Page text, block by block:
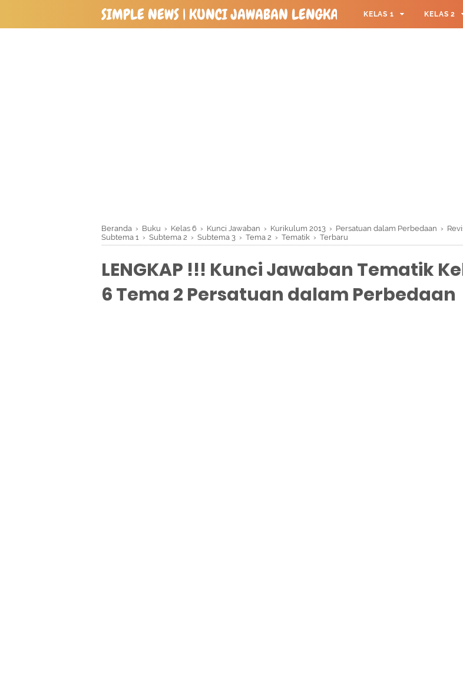
SIMPLE NEWS | KUNCI JAWABAN LENGKAP & TERBARU
KELAS 1 KELAS 2
Beranda › Buku › Kelas 6 › Kunci Jawaban › Kurikulum 2013 › Persatuan dalam Perbedaan ›
Subtema 1 › Subtema 2 › Subtema 3 › Tema 2 › Tematik › Terbaru
LENGKAP !!! Kunci Jawaban Tematik
6 Tema 2 Persatuan dalam Perbedaan